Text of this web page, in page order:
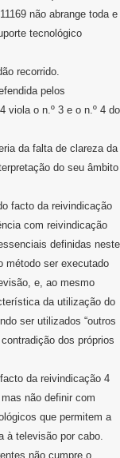
não abrange toda e
tecnológico
recorrido.
pelos
viola o n.º 3 e o n.º 4 do
da falta de clareza da
do seu âmbito
facto da reivindicação
com reivindicação
definidas neste
método ser executado
e, ao mesmo
da utilização do
ser utilizados “outros
dos próprios
da reivindicação 4
mas não definir com
que permitem a
à televisão por cabo.
não cumpre o